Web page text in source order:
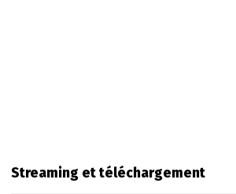
Streaming et téléchargement